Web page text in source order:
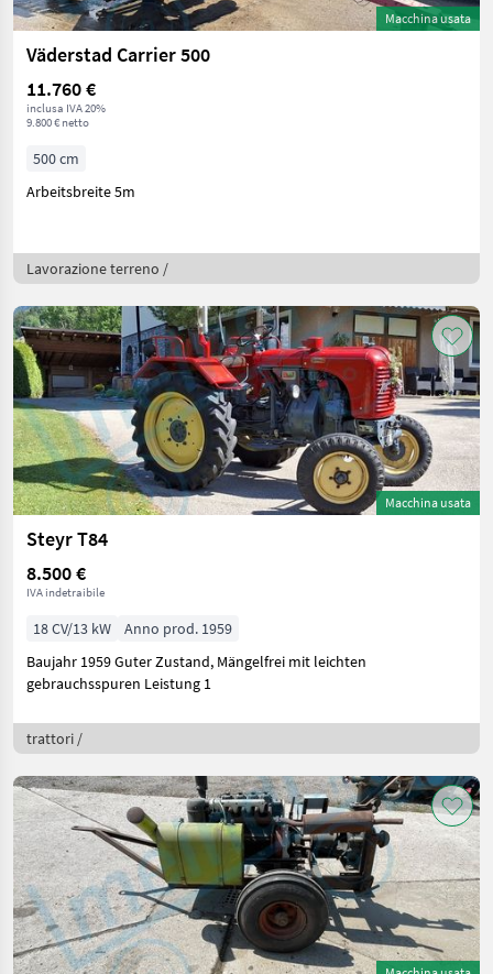
Macchina usata
Väderstad Carrier 500
11.760 €
inclusa IVA 20%
9.800 € netto
500 cm
Arbeitsbreite 5m
Lavorazione terreno /
Macchina usata
Steyr T84
8.500 €
IVA indetraibile
18 CV/13 kW
Anno prod. 1959
Baujahr 1959 Guter Zustand, Mängelfrei mit leichten
gebrauchsspuren Leistung 1
trattori /